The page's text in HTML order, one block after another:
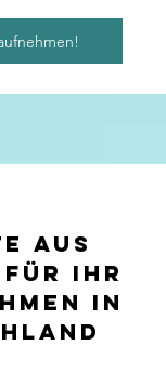
aus
für Ihr
in